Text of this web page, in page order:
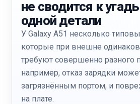
не сводится к
одной детали
У Galaxy A51 несколько
которые при внешне
требуют совершенно разного
например, отказ зарядки
загрязнённым портом, и
на плате.